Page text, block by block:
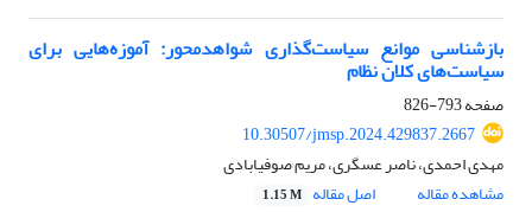
بازشناسی موانع سیاست‌گذاری شواهدمحور: آموزه‌هایی برای
سیاست‌های کلان نظام
صفحه793-826
10.30507/jmsp.2024.429837.2667
مهدی احمدی، ناصر عسگری، مریم صوفیابادی
مشاهده مقاله
اصل مقاله 1.15 M